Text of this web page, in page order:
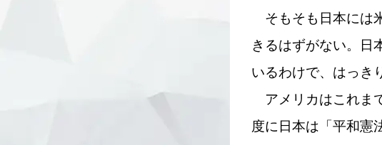
そもそも日本には
きるはずがない。日
いるわけで、はっき
アメリカはこれま
度に日本は「平和憲